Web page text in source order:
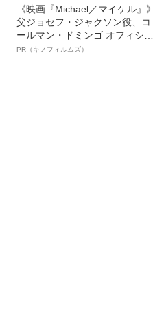
《映画『Michael／マイケル』》
父ジョセフ・ジャクソン役、コ
ールマン・ドミンゴ オフィシャ
ルインタビュー“観客を魅了した
PR（キノフィルムズ）